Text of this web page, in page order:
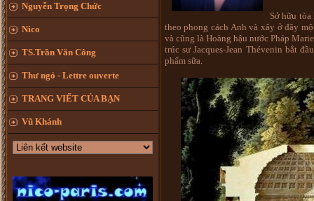
Nguyễn Trọng Chức
Nico
TS.Trần Văn Công
Thư ngỏ - Lettre ouverte
TRANG VIẾT CỦA BẠN
Vũ Khánh
Sở hữu
theo phong cách Anh và xây ở đây
và cũng là Hoàng hậu nước Pháp
trúc sư Jacques-Jean Thévenin bắt
phẩm sữa.